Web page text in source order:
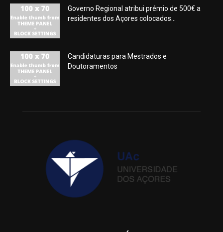
Governo Regional atribui prémio de 500€ a
residentes dos Açores colocados...
Candidaturas para Mestrados e
Doutoramentos